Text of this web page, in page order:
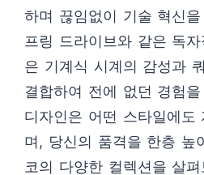
하며 끊임없이 기술 혁신
프링 드라이브와 같은 독
은 기계식 시계의 감성과
결합하여 전에 없던 경험
디자인은 어떤 스타일에도
며, 당신의 품격을 한층 높
코의 다양한 컬렉션을 살